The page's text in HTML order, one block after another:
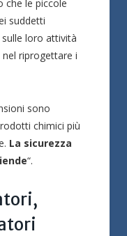
che le piccole
suddetti
loro attività
riprogettare i
sono
chimici più
La sicurezza
“.